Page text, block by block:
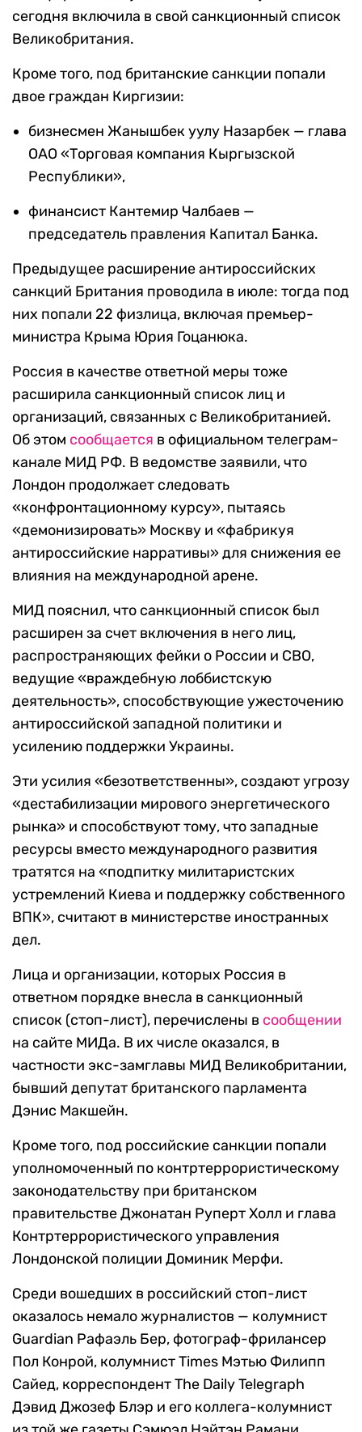
сегодня включила в свой санкционный список
Великобритания.
Кроме того, под британские санкции попали
двое граждан Киргизии:
бизнесмен Жанышбек уулу Назарбек — глава
ОАО «Торговая компания Кыргызской
Республики»,
финансист Кантемир Чалбаев —
председатель правления Капитал Банка.
Предыдущее расширение антироссийских
санкций Британия проводила в июле: тогда под
них попали 22 физлица, включая премьер-
министра Крыма Юрия Гоцанюка.
Россия в качестве ответной меры тоже
расширила санкционный список лиц и
организаций, связанных с Великобританией.
Об этом сообщается в официальном телеграм-
канале МИД РФ. В ведомстве заявили, что
Лондон продолжает следовать
«конфронтационному курсу», пытаясь
«демонизировать» Москву и «фабрикуя
антироссийские нарративы» для снижения ее
влияния на международной арене.
МИД пояснил, что санкционный список был
расширен за счет включения в него лиц,
распространяющих фейки о России и СВО,
ведущие «враждебную лоббистскую
деятельность», способствующие ужесточению
антироссийской западной политики и
усилению поддержки Украины.
Эти усилия «безответственны», создают угрозу
«дестабилизации мирового энергетического
рынка» и способствуют тому, что западные
ресурсы вместо международного развития
тратятся на «подпитку милитаристских
устремлений Киева и поддержку собственного
ВПК», считают в министерстве иностранных
дел.
Лица и организации, которых Россия в
ответном порядке внесла в санкционный
список (стоп-лист), перечислены в сообщении
на сайте МИДа. В их числе оказался, в
частности экс-замглавы МИД Великобритании,
бывший депутат британского парламента
Дэнис Макшейн.
Кроме того, под российские санкции попали
уполномоченный по контртеррористическому
законодательству при британском
правительстве Джонатан Руперт Холл и глава
Контртеррористического управления
Лондонской полиции Доминик Мерфи.
Среди вошедших в российский стоп-лист
оказалось немало журналистов — колумнист
Guardian Рафаэль Бер, фотограф-фрилансер
Пол Конрой, колумнист Times Мэтью Филипп
Сайед, корреспондент The Daily Telegraph
Дэвид Джозеф Блэр и его коллега-колумнист